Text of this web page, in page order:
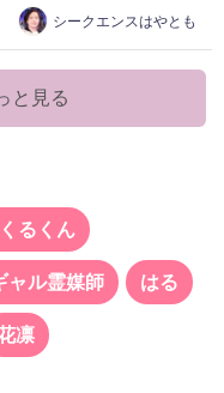
シークエンスはやとも
と見る
るくん
ャル霊媒師 はる
凛